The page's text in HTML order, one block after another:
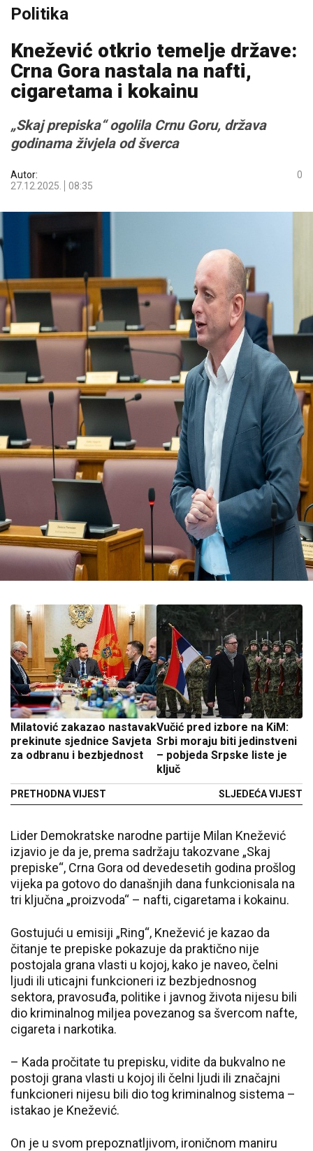
Politika
Knežević otkrio temelje države:
Crna Gora nastala na nafti,
cigaretama i kokainu
„Skaj prepiska“ ogolila Crnu Goru, država
godinama živjela od šverca
Autor:
27.12.2025.
08:35
0
Milatović zakazao nastavak
prekinute sjednice Savjeta
za odbranu i bezbjednost
PRETHODNA VIJEST
Vučić pred izbore na KiM:
Srbi moraju biti jedinstveni
– pobjeda Srpske liste je
ključ
SLJEDEĆA VIJEST
Lider Demokratske narodne partije Milan Knežević
izjavio je da je, prema sadržaju takozvane „Skaj
prepiske“, Crna Gora od devedesetih godina prošlog
vijeka pa gotovo do današnjih dana funkcionisala na
tri ključna „proizvoda“ – nafti, cigaretama i kokainu.
Gostujući u emisiji „Ring“, Knežević je kazao da
čitanje te prepiske pokazuje da praktično nije
postojala grana vlasti u kojoj, kako je naveo, čelni
ljudi ili uticajni funkcioneri iz bezbjednosnog
sektora, pravosuđa, politike i javnog života nijesu bili
dio kriminalnog miljea povezanog sa švercom nafte,
cigareta i narkotika.
– Kada pročitate tu prepisku, vidite da bukvalno ne
postoji grana vlasti u kojoj ili čelni ljudi ili značajni
funkcioneri nijesu bili dio tog kriminalnog sistema –
istakao je Knežević.
On je u svom prepoznatljivom, ironičnom maniru